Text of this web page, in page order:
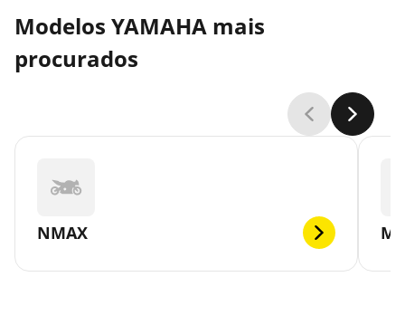
Modelos YAMAHA mais
procurados
NMAX